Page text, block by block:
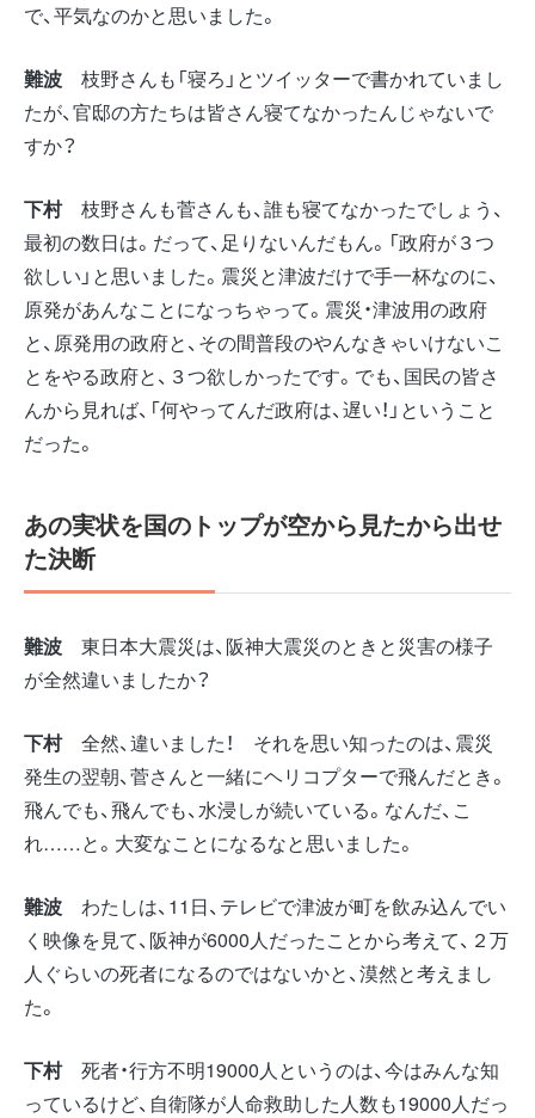
で、平気なのかと思いました。
難波 枝野さんも「寝ろ」とツイッターで書かれていまし
たが、官邸の方たちは皆さん寝てなかったんじゃないで
すか？
下村枝野さんも菅さんも、誰も寝てなかったでしょう、
最初の数日は。だって、足りないんだもん。「政府が３つ
欲しい」と思いました。震災と津波だけで手一杯なのに、
原発があんなことになっちゃって。震災・津波用の政府
と、原発用の政府と、その間普段のやんなきゃいけないこ
とをやる政府と、３つ欲しかったです。でも、国民の皆さ
んから見れば、「何やってんだ政府は、遅い！」ということ
だった。
あの実状を国のトップが空から見たから出せ
た決断
難波 東日本大震災は、阪神大震災のときと災害の様子
が全然違いましたか？
下村全然、違いました！ それを思い知ったのは、震災
発生の翌朝、菅さんと一緒にヘリコプターで飛んだとき。
飛んでも、飛んでも、水浸しが続いている。なんだ、こ
れ……と。大変なことになるなと思いました。
難波 わたしは、11日、テレビで津波が町を飲み込んでい
く映像を見て、阪神が6000人だったことから考えて、２万
人ぐらいの死者になるのではないかと、漠然と考えまし
た。
下村死者・行方不明19000人というのは、今はみんな知
っているけど、自衛隊が人命救助した人数も19000人だっ